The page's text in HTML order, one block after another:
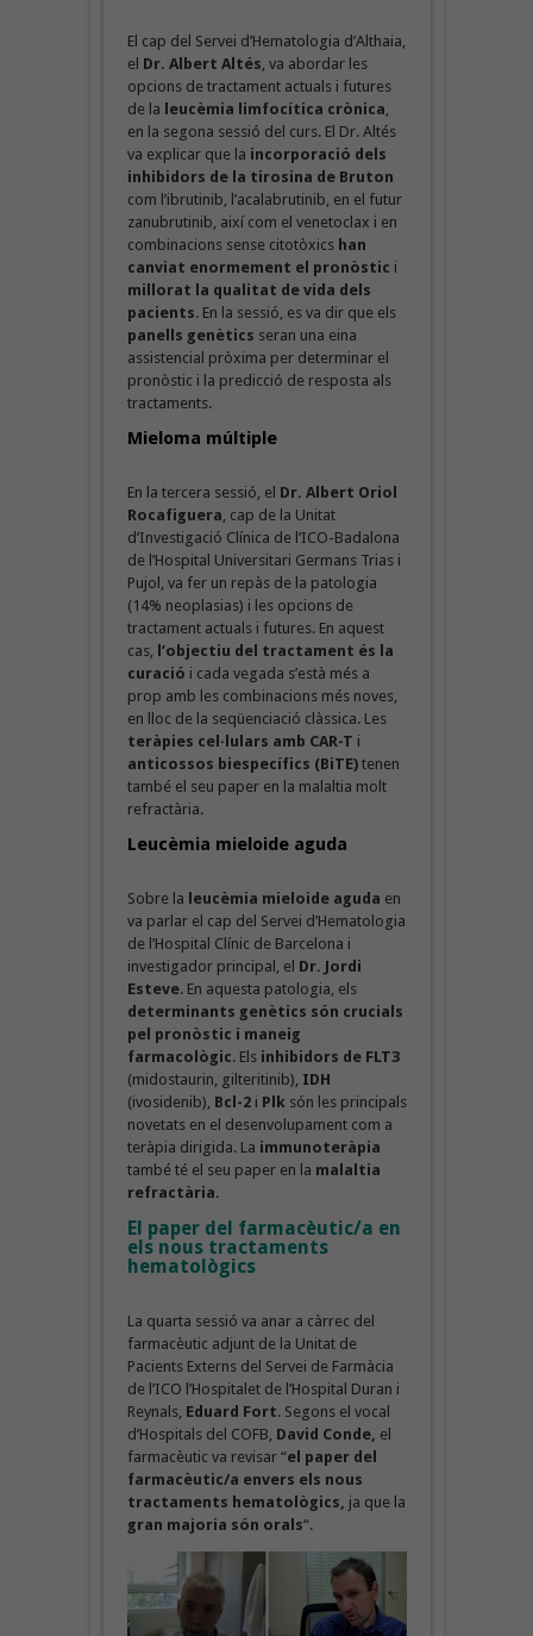
El cap del Servei d’Hematologia d’Althaia,
el Dr. Albert Altés, va abordar les
opcions de tractament actuals i futures
de la leucèmia limfocítica crònica,
en la segona sessió del curs. El Dr. Altés
va explicar que la incorporació dels
inhibidors de la tirosina de Bruton
com l’ibrutinib, l’acalabrutinib, en el futur
zanubrutinib, així com el venetoclax i en
combinacions sense citotòxics han
canviat enormement el pronòstic i
millorat la qualitat de vida dels
pacients. En la sessió, es va dir que els
panells genètics seran una eina
assistencial pròxima per determinar el
pronòstic i la predicció de resposta als
tractaments.
Mieloma múltiple
En la tercera sessió, el Dr. Albert Oriol
Rocafiguera, cap de la Unitat
d’Investigació Clínica de l’ICO-Badalona
de l’Hospital Universitari Germans Trias i
Pujol, va fer un repàs de la patologia
(14% neoplasias) i les opcions de
tractament actuals i futures. En aquest
cas, l’objectiu del tractament és la
curació i cada vegada s’està més a
prop amb les combinacions més noves,
en lloc de la seqüenciació clàssica. Les
teràpies cel·lulars amb CAR-T i
anticossos biespecífics (BiTE) tenen
també el seu paper en la malaltia molt
refractària.
Leucèmia mieloide aguda
Sobre la leucèmia mieloide aguda en
va parlar el cap del Servei d’Hematologia
de l’Hospital Clínic de Barcelona i
investigador principal, el Dr. Jordi
Esteve. En aquesta patologia, els
determinants genètics són crucials
pel pronòstic i maneig
farmacològic. Els inhibidors de FLT3
(midostaurin, gilteritinib), IDH
(ivosidenib), Bcl-2i Plksón les principals
novetats en el desenvolupament com a
teràpia dirigida. La immunoteràpia
també té el seu paper en la malaltia
refractària.
El paper del farmacèutic/a en
els nous tractaments
hematològics
La quarta sessió va anar a càrrec del
farmacèutic adjunt de la Unitat de
Pacients Externs del Servei de Farmàcia
de l’ICO l’Hospitalet de l’Hospital Duran i
Reynals, Eduard Fort. Segons el vocal
d’Hospitals del COFB, David Conde, el
farmacèutic va revisar “el paper del
farmacèutic/a envers els nous
tractaments hematològics, ja que la
gran majoria són orals“.